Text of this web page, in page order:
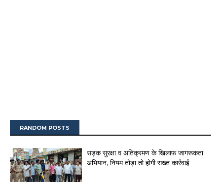
RANDOM POSTS
सड़क सुरक्षा व अतिक्रमण के खिलाफ जागरूकता
अभियान, नियम तोड़ा तो होगी सख्त कार्रवाई